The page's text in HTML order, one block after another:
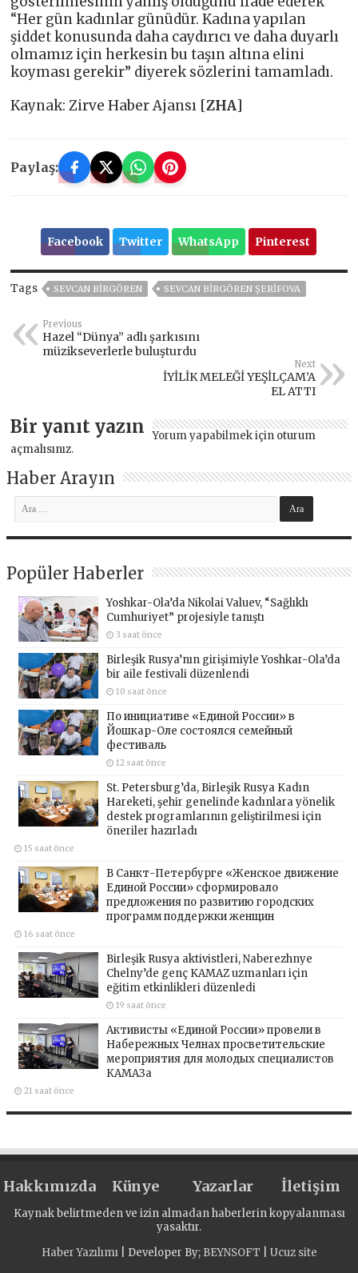
“Her gün kadınlar günüdür. Kadına yapılan
şiddet konusunda daha caydırıcı ve daha duyarlı
olmamız için herkesin bu taşın altına elini
koyması gerekir” diyerek sözlerini tamamladı.
Kaynak: Zirve Haber Ajansı [ZHA]
Paylaş:
Facebook Twitter WhatsApp Pinterest
Tags SEVCAN BIRGÖREN SEVCAN BIRGÖREN ŞERIFOVA
Previous
Hazel “Dünya” adlı şarkısını
müzikseverlerle buluşturdu
Next
İYİLİK MELEĞİ YEŞİLÇAM’A
EL ATTI
Bir yanıt yazın Yorum yapabilmek için oturum
açmalısınız.
Haber Arayın
Popüler Haberler
Yoshkar-Ola’da Nikolai Valuev, “Sağlıklı
Cumhuriyet” projesiyle tanıştı
3 saat önce
Birleşik Rusya’nın girişimiyle Yoshkar-Ola’da
bir aile festivali düzenlendi
10 saat önce
По инициативе «Единой России» в
Йошкар-Оле состоялся семейный
фестиваль
12 saat önce
St. Petersburg’da, Birleşik Rusya Kadın
Hareketi, şehir genelinde kadınlara yönelik
destek programlarının geliştirilmesi için
öneriler hazırladı
15 saat önce
В Санкт-Петербурге «Женское движение
Единой России» сформировало
предложения по развитию городских
программ поддержки женщин
16 saat önce
Birleşik Rusya aktivistleri, Naberezhnye
Chelny’de genç KAMAZ uzmanları için
eğitim etkinlikleri düzenledi
19 saat önce
Активисты «Единой России» провели в
Набережных Челнах просветительские
мероприятия для молодых специалистов
КАМАЗа
21 saat önce
Hakkımızda Künye Yazarlar İletişim
Kaynak belirtmeden ve izin almadan haberlerin kopyalanması
yasaktır.
Haber Yazılımı| Developer By; BEYNSOFT Ucuz site